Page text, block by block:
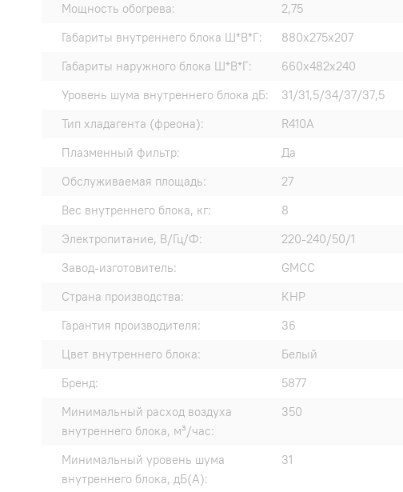
Мощность обогрева:
2,75
Габариты внутреннего блока Ш*В*Г:
880x275x207
Габариты наружного блока Ш*В*Г:
660x482x240
Уровень шума внутреннего блока дБ:
31/31,5/34/37/37,5
Тип хладагента (фреона):
R410A
Плазменный фильтр:
Да
Обслуживаемая площадь:
27
Вес внутреннего блока, кг:
8
Электропитание, В/Гц/Ф:
220-240/50/1
Завод-изготовитель:
GMCC
Страна производства:
КНР
Гарантия производителя:
36
Цвет внутреннего блока:
Белый
Бренд:
5877
Минимальный расход воздуха
внутреннего блока, м³/час:
350
Минимальный уровень шума
внутреннего блока, дБ(А):
31